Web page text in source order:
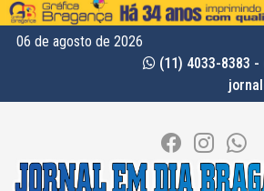
06 de agosto de 2026
(11) 4033-8383 -